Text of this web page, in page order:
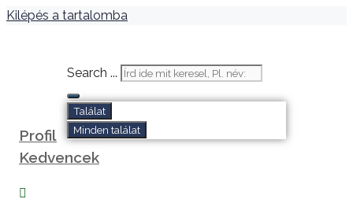
Kilépés a tartalomba
Search ...
Találat
Minden találat
Profil
Kedvencek